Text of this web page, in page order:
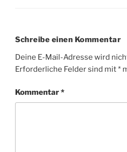
Schreibe einen Kommentar
Deine E-Mail-Adresse wird
Erforderliche Felder sind mit*
Kommentar*